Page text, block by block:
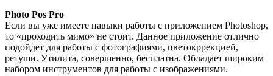
Photo Pos Pro
Если вы уже имеете навыки работы с приложением Photoshop,
то «проходить мимо» не стоит. Данное приложение отлично
подойдет для работы с фотографиями, цветокррекцией,
ретуши. Утилита, совершенно, бесплатна. Обладает широким
набором инструментов для работы с изображениями.